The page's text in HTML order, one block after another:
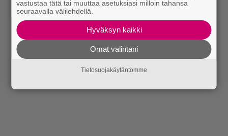
vastustaa tätä tai muuttaa asetuksiasi milloin tahansa
seuraavalla välilehdellä.
Hyväksyn kaikki
Omat valintani
Tietosuojakäytäntömme